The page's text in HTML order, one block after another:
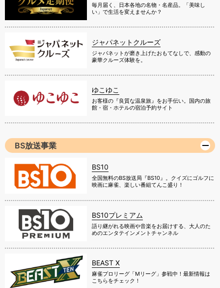
毎月届く、日本各地の名物・名産品。「美味し
い」で生活を変えませんか？
ジャパネットクルーズ
ジャパネットが磨き上げたおもてなしで、感動の
豪華クルーズ体験を。
ゆこゆこ
お客様の『良質な温泉旅』をお手伝い。国内の旅
館・宿・ホテルの宿泊予約サイト
BS放送事業
BS10
全国無料のBS放送局『BS10』。クイズにゴルフに
映画に麻雀、楽しい番組てんこ盛り！
BS10プレミアム
語り継がれる映画や音楽をお届けする、大人のた
めのエンタテインメントチャンネル
BEAST X
麻雀プロリーグ「Mリーグ」参戦中！最新情報は
こちらをチェック！